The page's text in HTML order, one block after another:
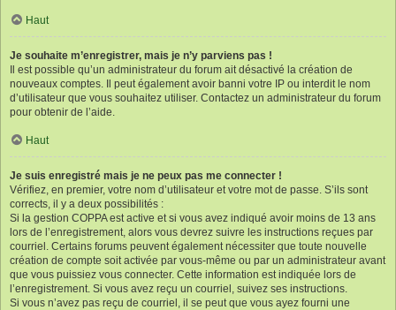
Haut
Je souhaite m’enregistrer, mais je n’y parviens pas !
Il est possible qu’un administrateur du forum ait désactivé la création de
nouveaux comptes. Il peut également avoir banni votre IP ou interdit le nom
d’utilisateur que vous souhaitez utiliser. Contactez un administrateur du forum
pour obtenir de l’aide.
Haut
Je suis enregistré mais je ne peux pas me connecter !
Vérifiez, en premier, votre nom d’utilisateur et votre mot de passe. S’ils sont
corrects, il y a deux possibilités :
Si la gestion COPPA est active et si vous avez indiqué avoir moins de 13 ans
lors de l’enregistrement, alors vous devrez suivre les instructions reçues par
courriel. Certains forums peuvent également nécessiter que toute nouvelle
création de compte soit activée par vous-même ou par un administrateur avant
que vous puissiez vous connecter. Cette information est indiquée lors de
l’enregistrement. Si vous avez reçu un courriel, suivez ses instructions.
Si vous n’avez pas reçu de courriel, il se peut que vous ayez fourni une